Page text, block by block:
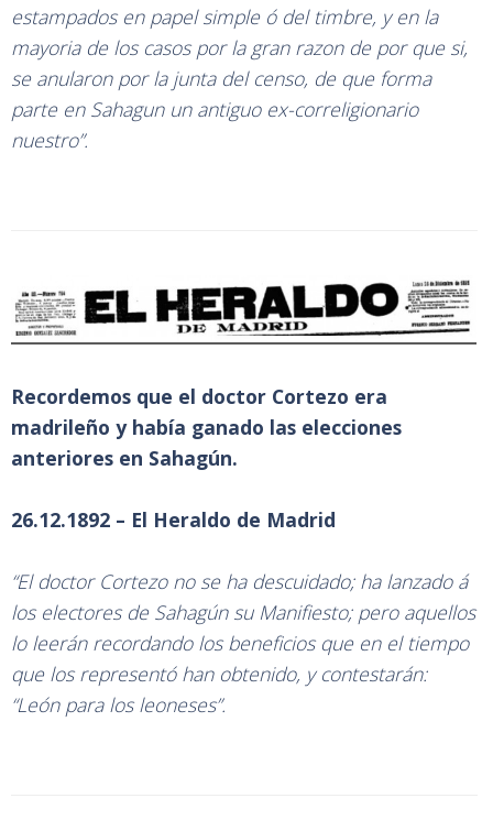
estampados en papel simple ó del timbre, y en la
mayoria de los casos por la gran razon de por que si,
se anularon por la junta del censo, de que forma
parte en Sahagun un antiguo ex-correligionario
nuestro”.
Recordemos que el doctor Cortezo era
madrileño y había ganado las elecciones
anteriores en Sahagún.
26.12.1892 – El Heraldo de Madrid
“El doctor Cortezo no se ha descuidado; ha lanzado á
los electores de Sahagún su Manifiesto; pero aquellos
lo leerán recordando los beneficios que en el tiempo
que los representó han obtenido, y contestarán:
“León para los leoneses”.